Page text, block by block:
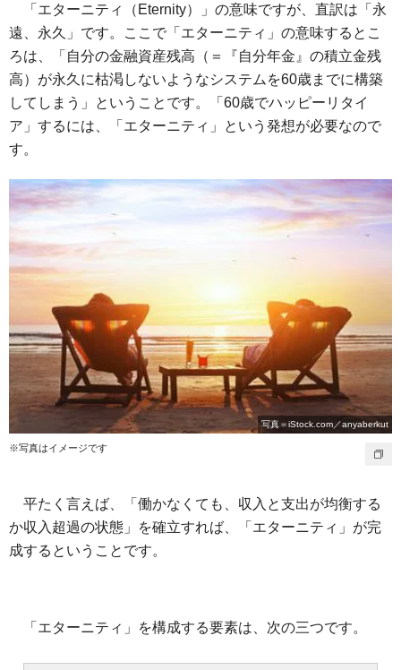
「エターニティ（Eternity）」の意味ですが、直訳は「永
遠、永久」です。ここで「エターニティ」の意味するとこ
ろは、「自分の金融資産残高（＝『自分年金』の積立金残
高）が永久に枯渇しないようなシステムを60歳までに構築
してしまう」ということです。「60歳でハッピーリタイ
ア」するには、「エターニティ」という発想が必要なので
す。
写真＝iStock.com／anyaberkut
※写真はイメージです
平たく言えば、「働かなくても、収入と支出が均衡する
か収入超過の状態」を確立すれば、「エターニティ」が完
成するということです。
「エターニティ」を構成する要素は、次の三つです。